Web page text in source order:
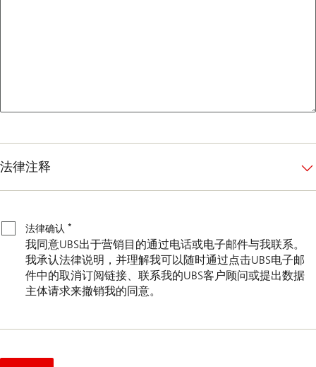
法律注释
法
法律确认 *
我同意UBS出于营销目的通过电话或电子邮件与我联系。
我承认法律说明，并理解我可以随时通过点击UBS电子邮
件中的取消订阅链接、联系我的UBS客户顾问或提出数据
主体请求来撤销我的同意。